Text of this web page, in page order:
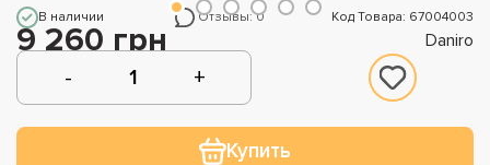
В наличии Отзывы: 0 Код Товара: 67004003
9 260 грн Daniro
Купить